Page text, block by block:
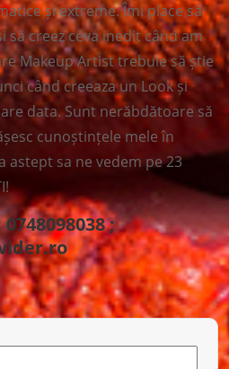
și extreme. Îmi place să
să creez ceva inedit când am
Makeup Artist trebuie să știe
când creeaza un Look și
data. Sunt nerăbdătoare să
cunoștințele mele în
astept sa ne vedem pe 23
;